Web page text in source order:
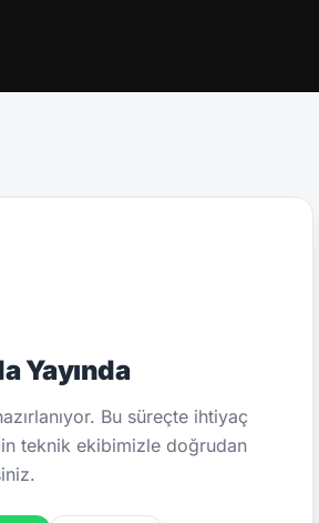
Yayında
Bu süreçte ihtiyaç
teknik ekibimizle doğrudan